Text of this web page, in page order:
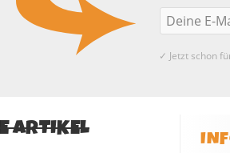
✓ Jetzt schon
ARTIKEL